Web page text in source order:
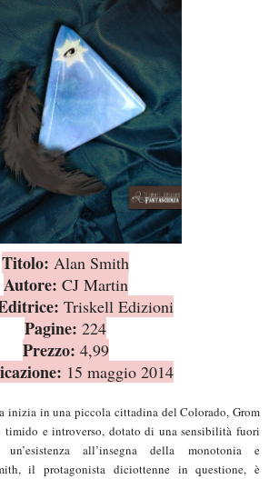
Titolo: Alan Smith
Autore: CJ Martin
Triskell Edizioni
Pagine: 224
Prezzo: 4,99
15 maggio 2014
inizia in una piccola cittadina del Colorado, Grom
e introverso, dotato di una sensibilità fuori
all’insegna della monotonia e
il protagonista diciottenne in questione, è